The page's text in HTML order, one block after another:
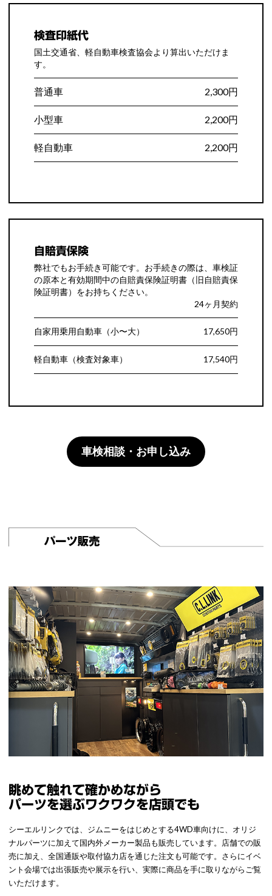
検査印紙代
国土交通省、軽自動車検査協会より算出いただけま
す。
普通車 2,300円
小型車 2,200円
軽自動車 2,200円
自賠責保険
弊社でもお手続き可能です。お手続きの際は、車検証
の原本と有効期間中の自賠責保険証明書（旧自賠責保
険証明書）をお持ちください。
24ヶ月契約
自家用乗用自動車（小〜大） 17,650円
軽自動車（検査対象車） 17,540円
車検相談・お申し込み
眺めて触れて確かめながら
パーツを選ぶワクワクを店頭でも
シーエルリンクでは、ジムニーをはじめとする4WD車向けに、オリジ
ナルパーツに加えて国内外メーカー製品も販売しています。店舗での販
売に加え、全国通販や取付協力店を通じた注文も可能です。さらにイベ
ント会場では出張販売や展示を行い、実際に商品を手に取りながらご覧
いただけます。